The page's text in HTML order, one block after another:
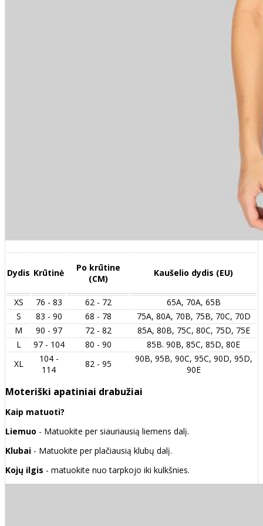
Dydis Krūtinė
Po krūtine
(CM)
Kaušelio dydis (EU)
XS 76 - 83 62 - 72
65A, 70A, 65B
S
83 - 90 68 - 78
75A, 80A, 70B, 75B, 70C, 70D
M
90 - 97 72 - 82
85A, 80B, 75C, 80C, 75D, 75E
L
97 - 104 80 - 90
85B. 90B, 85C, 85D, 80E
XL
104 -
114
82 - 95
90B, 95B, 90C, 95C, 90D, 95D,
90E
Moteriški apatiniai drabužiai
Kaip matuoti?
Liemuo - Matuokite per siauriausią liemens dalį.
Klubai - Matuokite per plačiausią klubų dalį.
Kojų ilgis - matuokite nuo tarpkojo iki kulkšnies.